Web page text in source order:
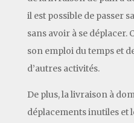
il est possible de passer
sans avoir à se déplacer.
son emploi du temps et
d’autres activités.
De plus, la livraison à
déplacements inutiles et